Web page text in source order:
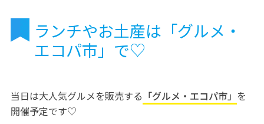
ランチやお土産は「グルメ・
エコパ市」で♡
当日は大人気グルメを販売する 「グルメ・エコパ市」 を
開催予定です♡